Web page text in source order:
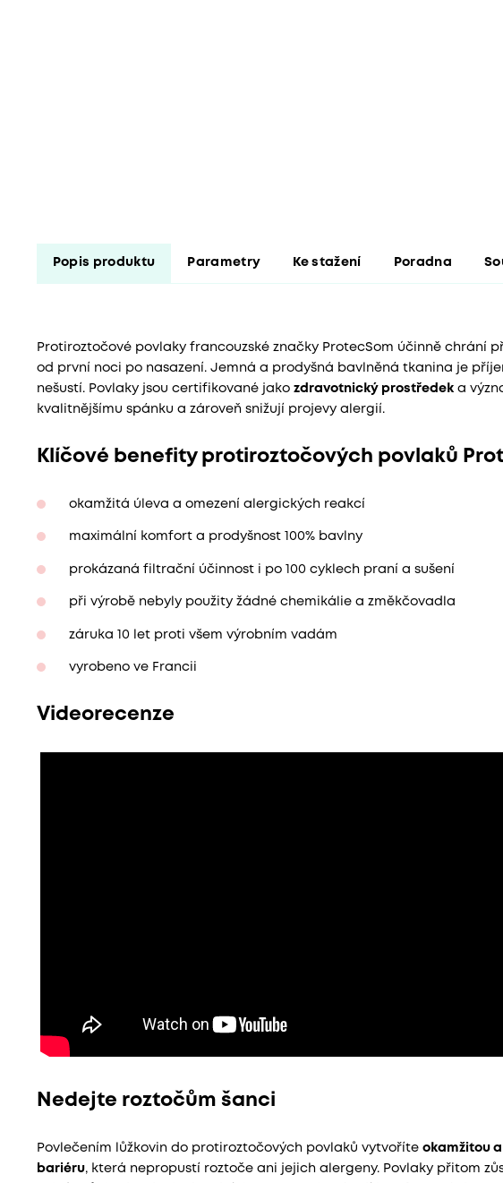
Popis produktu Parametry Ke stažení Poradna
Protiroztočové povlaky francouzské značky ProtecSom účinně chrání
od první noci po nasazení. Jemná a prodyšná bavlněná tkanina je
nešustí. Povlaky jsou certifikované jako zdravotnický prostředeka
kvalitnějšímu spánku a zároveň snižují projevy alergií.
Klíčové benefity protiroztočových povlaků
okamžitá úleva a omezení alergických reakcí
maximální komfort a prodyšnost 100% bavlny
prokázaná filtrační účinnost i po 100 cyklech praní a sušení
při výrobě nebyly použity žádné chemikálie a změkčovadla
záruka 10 let proti všem výrobním vadám
vyrobeno ve Francii
Videorecenze
Nedejte roztočům šanci
Povlečením lůžkovin do protiroztočových povlaků vytvoříte okamžitou
bariéru, která nepropustí roztoče ani jejich alergeny. Povlaky přitom